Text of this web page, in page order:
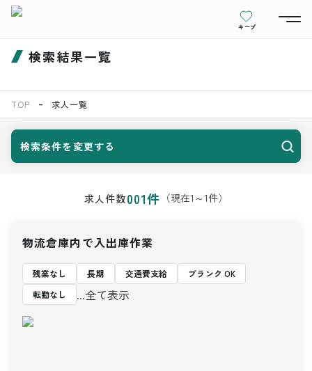
キープ
検索結果一覧
TOP 求人一覧
検索条件を変更する
求人件数001件 （現在1 ～1件）
物流倉庫内で入出庫作業
残業なし 長期 交通費支給
ブランク OK
転勤なし
...全て表示